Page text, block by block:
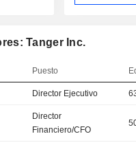
Tanger Inc.
Puesto
Director Ejecutivo
Director
Financiero/CFO